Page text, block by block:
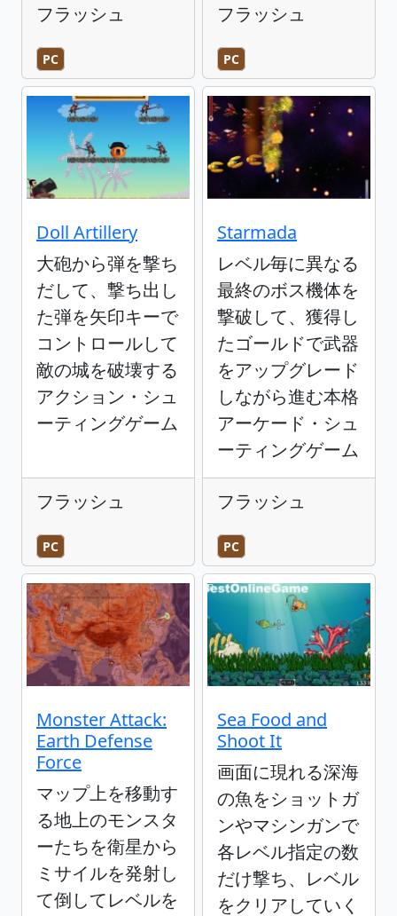
フラッシュ
PC
フラッシュ
PC
Doll Artillery
大砲から弾を撃ち
だして、撃ち出し
た弾を矢印キーで
コントロールして
敵の城を破壊する
アクション・シュ
ーティングゲーム
フラッシュ
PC
Starmada
レベル毎に異なる
最終のボス機体を
撃破して、獲得し
たゴールドで武器
をアップグレード
しながら進む本格
アーケード・シュ
ーティングゲーム
フラッシュ
PC
Monster Attack:
Earth Defense
Force
マップ上を移動す
る地上のモンスタ
ーたちを衛星から
ミサイルを発射し
て倒してレベルを
Sea Food and
Shoot It
画面に現れる深海
の魚をショットガ
ンやマシンガンで
各レベル指定の数
だけ撃ち、レベル
をクリアしていく